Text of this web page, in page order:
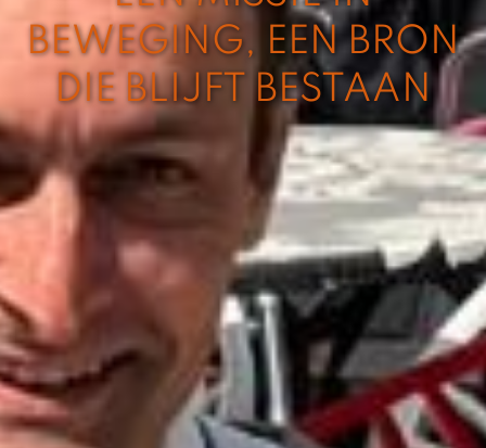
BEWEGING, EEN BRON
DIE BLIJFT BESTAAN